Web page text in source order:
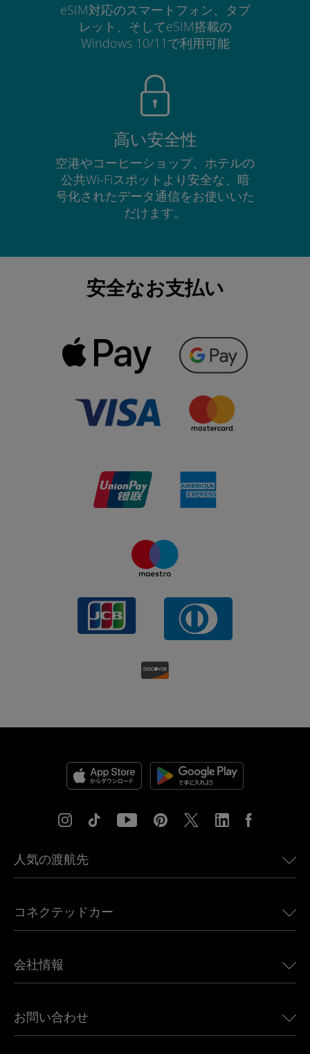
eSIM対応のスマートフォン、タブ
レット、そしてeSIM搭載の
Windows 10/11で利用可能
高い安全性
空港やコーヒーショップ、ホテルの
公共Wi-Fiスポットより安全な、暗
号化されたデータ通信をお使いいた
だけます。
安全なお支払い
人気の渡航先
ヨーロッパ向けeSIM
カナダ向けeSIM
アフリカ向けeSIM
すべての目的地を見る
コネクテッドカー
Land Rover向けUbigi
Jeep向けUbigi
会社情報
Ubigi関連プレス
お問い合わせ